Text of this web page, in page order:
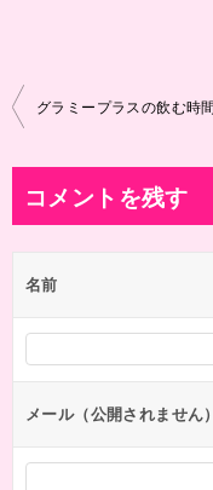
投
ビ
ー
シ
ョ
ン
コメントを残す
名前
メール（公開されません）